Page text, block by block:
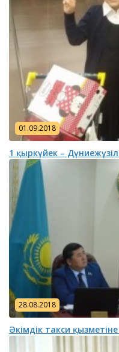
01.09.2018
1 қыркүйек –
28.08.2018
Әкімдік такси